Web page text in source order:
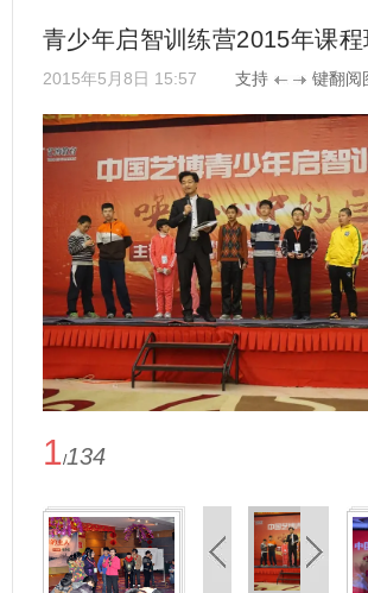
青少年启智训练营2015年课程
2015年5月8日 15:57 支持 键翻阅
1/134